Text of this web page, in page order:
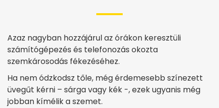
Azaz nagyban hozzájárul az órákon keresztüli
számítógépezés és telefonozás okozta
szemkárosodás fékezéséhez.
Ha nem ódzkodsz tőle, még érdemesebb színezett
üvegűt kérni – sárga vagy kék -, ezek ugyanis még
jobban kímélik a szemet.